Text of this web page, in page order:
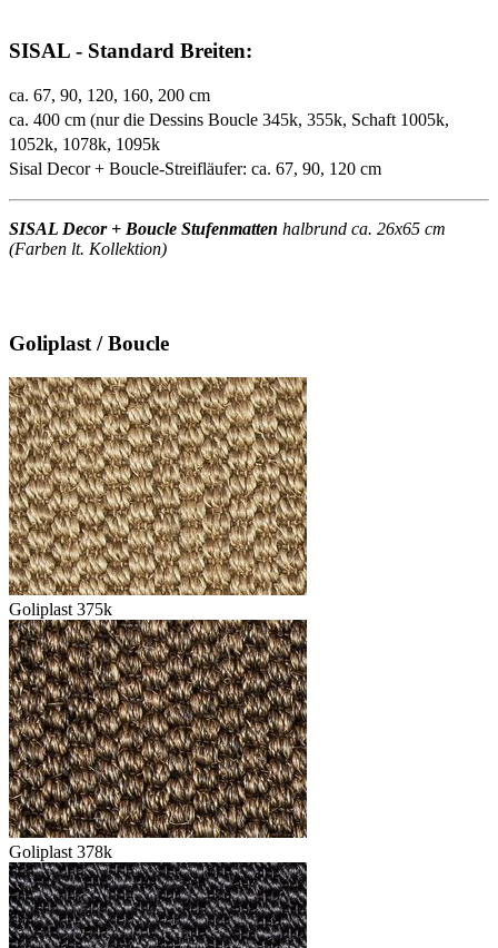
SISAL - Standard Breiten:
ca. 67, 90, 120, 160, 200 cm
ca. 400 cm (nur die Dessins Boucle 345k, 355k, Schaft 1005k,
1052k, 1078k, 1095k
Sisal Decor + Boucle-Streifläufer: ca. 67, 90, 120 cm
SISAL Decor + Boucle Stufenmatten halbrund ca. 26x65 cm
(Farben lt. Kollektion)
Goliplast / Boucle
Goliplast 375k
Goliplast 378k